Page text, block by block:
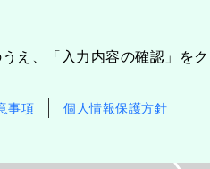
え、「入力内容の確認」を
事項 個人情報保護方針